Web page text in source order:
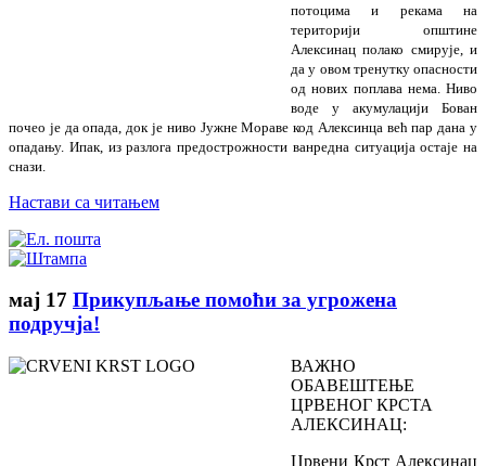
потоцима и рекама на
територији општине
Алексинац полако смирује, и
да у овом тренутку опасности
од нових поплава нема. Ниво
воде у акумулацији Бован
почео је да опада, док је ниво Јужне Мораве код Алексинца већ пар дана у
опадању. Ипак, из разлога предострожности ванредна ситуација остаје на
снази.
Настави са читањем
мај 17 Прикупљање помоћи за угрожена
подручја!
ВАЖНО
ОБАВЕШТЕЊЕ
ЦРВЕНОГ КРСТА
АЛЕКСИНАЦ:
Црвени Крст Алексинац